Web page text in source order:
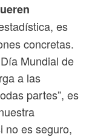
es
concretas.
Mundial de
a las
partes”, es
no es seguro,